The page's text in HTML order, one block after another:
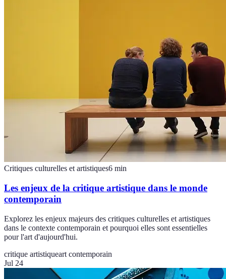
Critiques culturelles et artistiques6 min
Les enjeux de la critique artistique dans le monde
contemporain
Explorez les enjeux majeurs des critiques culturelles et artistiques
dans le contexte contemporain et pourquoi elles sont essentielles
pour l'art d'aujourd'hui.
critique artistiqueart contemporain
Jul 24